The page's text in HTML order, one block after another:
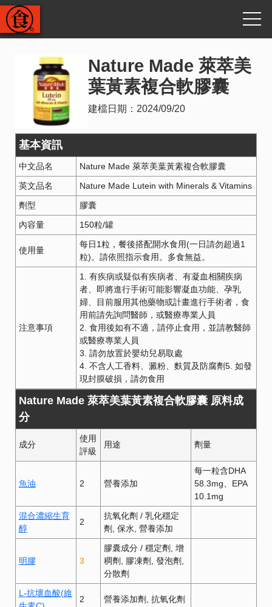
Nature Made 萊萃美
葉黃素複合軟膠囊
建檔日期： 2024/09/20
基本資訊
中文品名
Nature Made 萊萃美葉黃素複合軟膠囊
英文品名
Nature Made Lutein with Minerals & Vitamins
劑型
膠囊
內容量
150粒/罐
使用量
每日1粒，餐後搭配開水食用(一日請勿超過1
粒)。請依照指示食用。多食無益。
注意事項
1. 有疾病或疑似有疾病者、有凝血相關疾病
者、即將進行手術可能影響凝血功能、孕乳
婦、目前服用其他藥物或計畫進行手術者，食
用前請先詢問醫師，或醫療專業人員
2. 食用後如有不適，請停止食用，並請教醫師
或醫療專業人員
3. 請勿放置於嬰幼兒易取處
4. 不含人工香料、澱粉、麩質及防腐劑5. 如發
現封膜破損，請勿食用
Nature Made 萊萃美葉黃素複合軟膠囊 原料成
分
成分
使用
評級
用途 劑量
魚油 2 營養添加
每一粒含DHA
58.3mg、EPA
10.1mg
混合濃縮生育
醇
2
抗氧化劑 / 乳化穩定
劑
保水 營養添加
明膠 3
膠囊成分 / 穩定劑
增
稠劑
膠凍劑
發泡劑
分散劑
L-抗壞血酸(維
2 營養添加劑 抗氧化劑